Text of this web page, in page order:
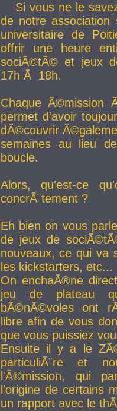
Si vous ne le
de notre
universitaire de
offrir une heure
sociÃ©tÃ© et jeux
17h Ã 18h.
Chaque Ã©mission
permet d'avoir
dÃ©couvrir
semaines au lieu
boucle.
Alors, qu'est-ce
concrÃ¨tement ?
Eh bien on vous
de jeux de
nouveaux, ce qui va
les kickstarters, etc...
On enchaÃ®ne
jeu de plateau
bÃ©nÃ©voles ont
libre afin de vous
que vous puissiez
Ensuite il y a le
particuliÃ¨re et
l'Ã©mission, qui
l'origine de certains
un rapport avec le